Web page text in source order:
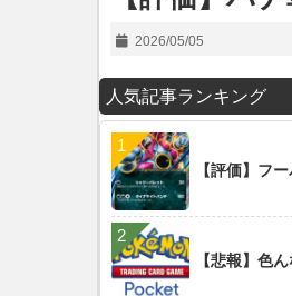
2026/05/05
人気記事ランキング
【評価】フ
【悲報】色